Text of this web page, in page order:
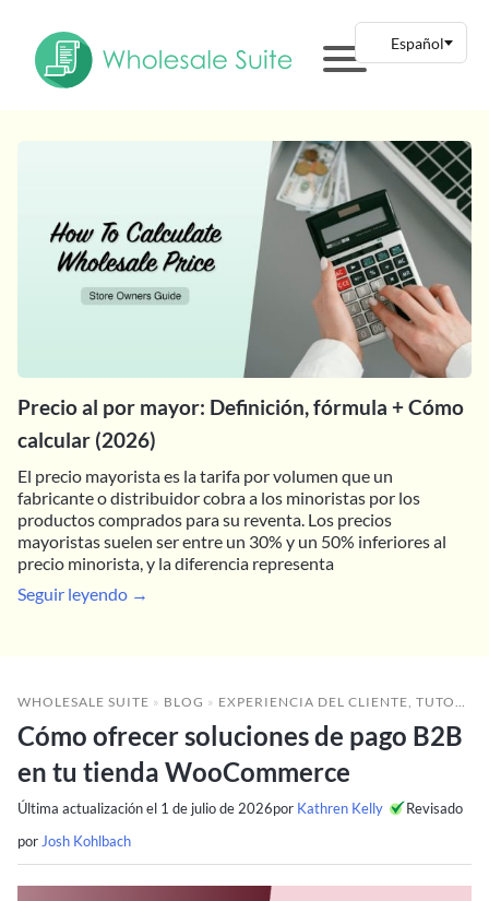
Precio al por mayor: Definición, fórmula + Cómo
calcular (2026)
El precio mayorista es la tarifa por volumen que un
fabricante o distribuidor cobra a los minoristas por los
productos comprados para su reventa. Los precios
mayoristas suelen ser entre un 30% y un 50% inferiores al
precio minorista, y la diferencia representa
Seguir leyendo →
WHOLESALE SUITE » BLOG » EXPERIENCIA DEL CLIENTE TUTORIALES
Cómo ofrecer soluciones de pago B2B
en tu tienda WooCommerce
Última actualización el 1 de julio de 2026por Kathren Kelly
Revisado
por Josh Kohlbach